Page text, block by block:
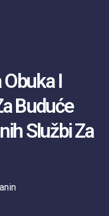
I
Buduće
Službi Za